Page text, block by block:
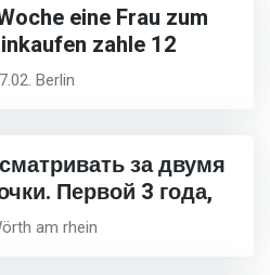
eine Frau zum
zahle 12
Berlin
за двумя
Первой 3 года,
am rhein